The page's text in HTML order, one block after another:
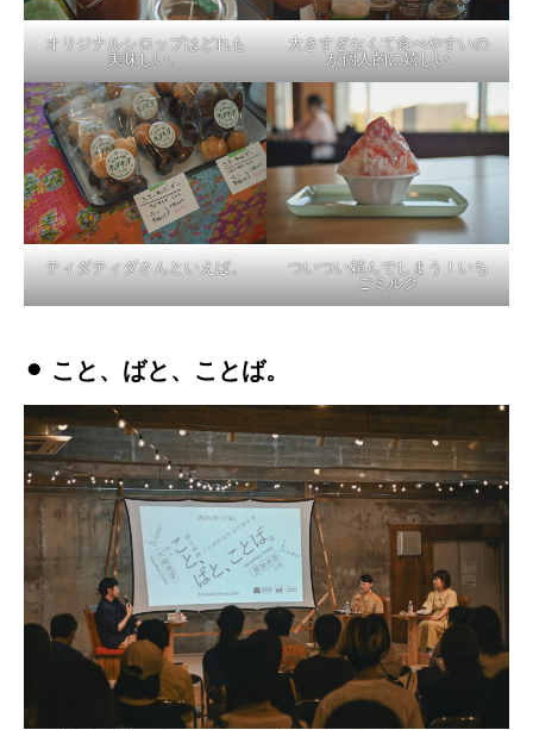
オリジナルシロップはどれも
美味しい。
大きすぎなくて食べやすいの
が個人的に嬉しい
ティダティダさんといえば。
ついつい頼んでしまう！いち
ごミルク
⚫︎ こと、ばと、ことば。